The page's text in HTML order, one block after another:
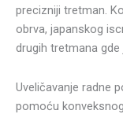
precizniji tretman.
obrva, japanskog
drugih tretmana
Uveličavanje radne
pomoću